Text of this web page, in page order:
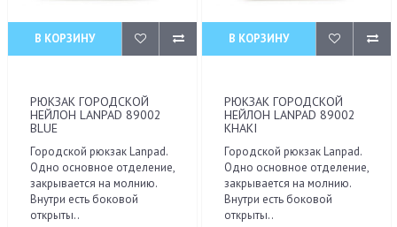
В КОРЗИНУ
РЮКЗАК ГОРОДСКОЙ
НЕЙЛОН LANPAD 89002
BLUE
Городской рюкзак Lanpad.
Одно основное отделение,
закрывается на молнию.
Внутри есть боковой
открыты..
В КОРЗИНУ
РЮКЗАК ГОРОДСКОЙ
НЕЙЛОН LANPAD 89002
KHAKI
Городской рюкзак Lanpad.
Одно основное отделение,
закрывается на молнию.
Внутри есть боковой
открыты..